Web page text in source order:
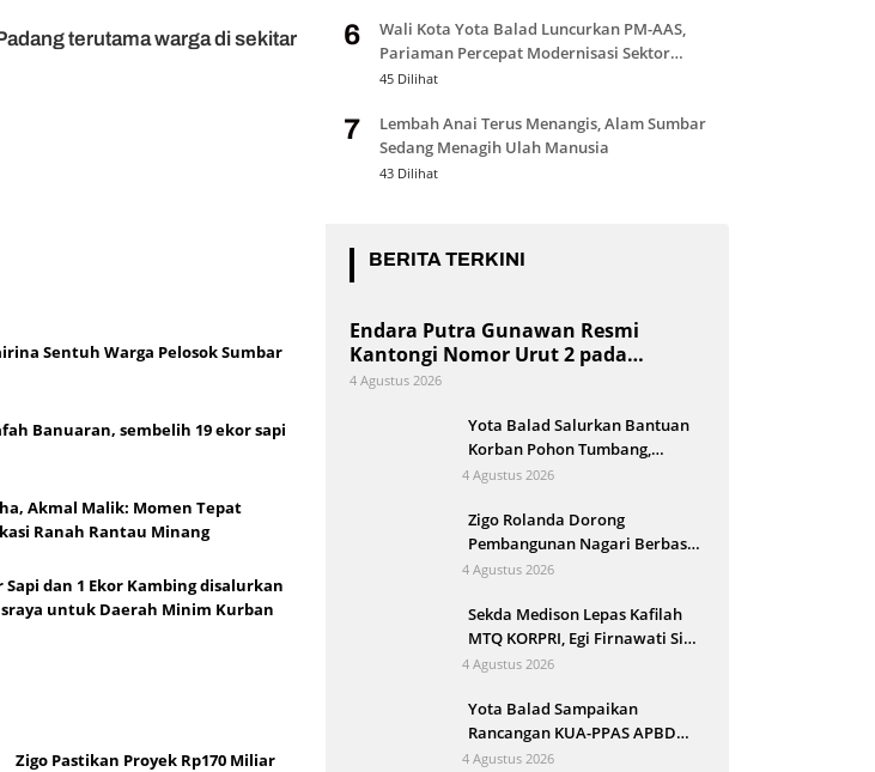
terutama warga di sekitar
Sentuh Warga Pelosok Sumbar
Banuaran, sembelih 19 ekor sapi
Akmal Malik: Momen Tepat
Ranah Rantau Minang
Sapi dan 1 Ekor Kambing disalurkan
untuk Daerah Minim Kurban
Zigo Pastikan Proyek Rp170 Miliar
6
Wali Kota Yota Balad Luncurkan PM-AAS,
Pariaman Percepat Modernisasi Sektor
Pertanian
45 Dilihat
7
Lembah Anai Terus Menangis, Alam Sumbar
Sedang Menagih Ulah Manusia
43 Dilihat
BERITA TERKINI
Endara Putra Gunawan Resmi
Kantongi Nomor Urut 2 pada
Penetapan Calon Wali Nagari Aie
4 Agustus 2026
Yota Balad Salurkan Bantuan
Korban Pohon Tumbang,
Pemkot Pariaman Siapkan
4 Agustus 2026
Zigo Rolanda Dorong
Pembangunan Nagari Berbasis
Kajian Mahasiswa KKN UNP
4 Agustus 2026
Sekda Medison Lepas Kafilah
MTQ KORPRI, Egi Firnawati Siap
Wakili Sumbar di Tingkat
4 Agustus 2026
Yota Balad Sampaikan
Rancangan KUA-PPAS APBD
Kota Pariaman 2027 ke DPRD
4 Agustus 2026